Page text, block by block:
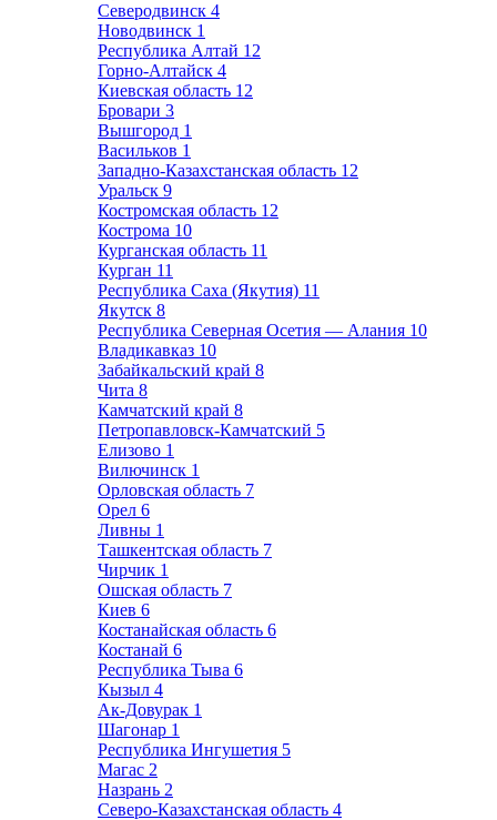
Северодвинск 4
Новодвинск 1
Республика Алтай 12
Горно-Алтайск 4
Киевская область 12
Бровари 3
Вышгород 1
Васильков 1
Западно-Казахстанская область 12
Уральск 9
Костромская область 12
Кострома 10
Курганская область 11
Курган 11
Республика Саха (Якутия) 11
Якутск 8
Республика Северная Осетия — Алания 10
Владикавказ 10
Забайкальский край 8
Чита 8
Камчатский край 8
Петропавловск-Камчатский 5
Елизово 1
Вилючинск 1
Орловская область 7
Орел 6
Ливны 1
Ташкентская область 7
Чирчик 1
Ошская область 7
Киев 6
Костанайская область 6
Костанай 6
Республика Тыва 6
Кызыл 4
Ак-Довурак 1
Шагонар 1
Республика Ингушетия 5
Магас 2
Назрань 2
Северо-Казахстанская область 4